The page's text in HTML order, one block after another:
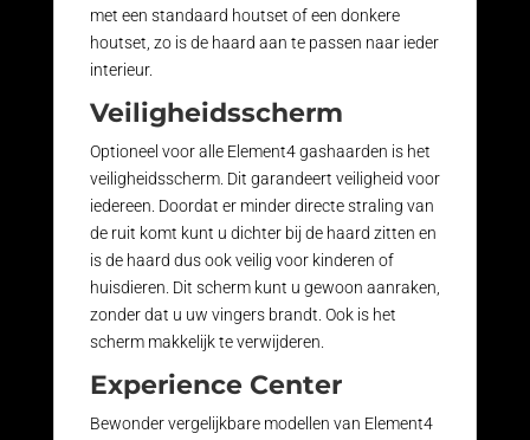
met een standaard houtset of een donkere
houtset, zo is de haard aan te passen naar ieder
interieur.
Veiligheidsscherm
Optioneel voor alle Element4 gashaarden is het
veiligheidsscherm. Dit garandeert veiligheid voor
iedereen. Doordat er minder directe straling van
de ruit komt kunt u dichter bij de haard zitten en
is de haard dus ook veilig voor kinderen of
huisdieren. Dit scherm kunt u gewoon aanraken,
zonder dat u uw vingers brandt. Ook is het
scherm makkelijk te verwijderen.
Experience Center
Bewonder vergelijkbare modellen van Element4